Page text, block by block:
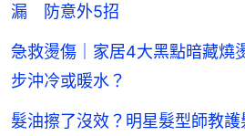
漏 防意外5招
急救燙傷｜家居4大黑點暗藏燒
步沖冷或暖水？
髮油擦了沒效？明星髮型師教